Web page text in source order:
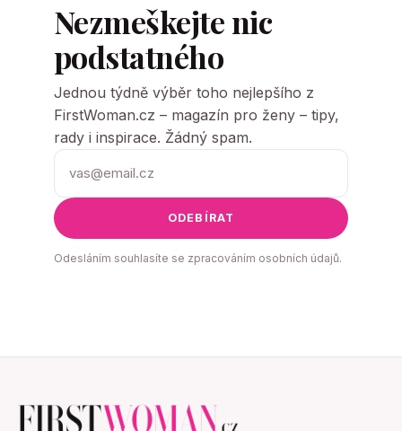
Nezmeškejte nic
podstatného
Jednou týdně výběr toho nejlepšího z
FirstWoman.cz – magazín pro ženy – tipy,
rady i inspirace. Žádný spam.
ODEBÍRAT
Odesláním souhlasíte se zpracováním osobních údajů.